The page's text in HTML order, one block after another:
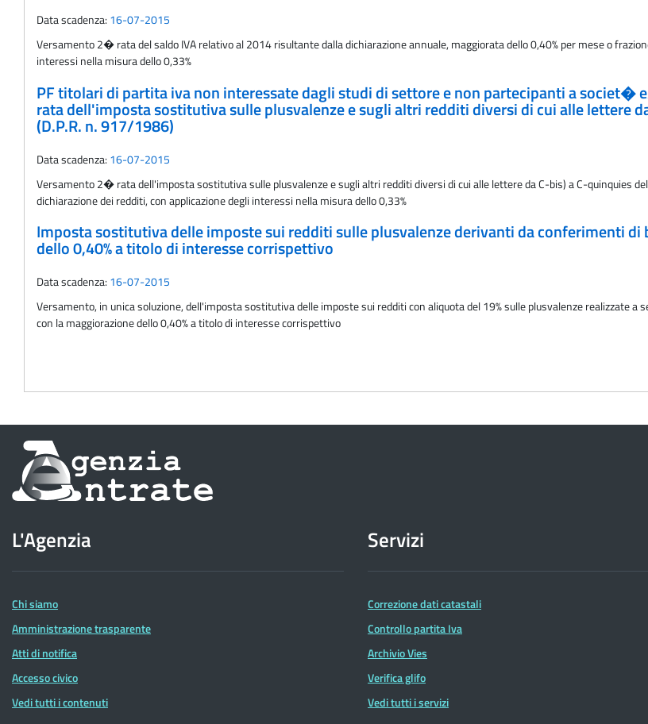
Data scadenza: 16-07-2015
Versamento 2� rata del saldo IVA relativo al 2014 risultante dalla dichiarazione annuale, maggiorata dello 0,40% per mese o
interessi nella misura dello 0,33%
PF titolari di partita iva non interessate dagli studi di settore e non partecipanti a
rata dell'imposta sostitutiva sulle plusvalenze e sugli altri redditi diversi di cui alle lettere
(D.P.R. n. 917/1986)
Data scadenza: 16-07-2015
Versamento 2� rata dell'imposta sostitutiva sulle plusvalenze e sugli altri redditi diversi di cui alle lettere da C-bis) a C-quinquies
dichiarazione dei redditi, con applicazione degli interessi nella misura dello 0,33%
Imposta sostitutiva delle imposte sui redditi sulle plusvalenze derivanti da conferimenti di
dello 0,40% a titolo di interesse corrispettivo
Data scadenza: 16-07-2015
Versamento, in unica soluzione, dell'imposta sostitutiva delle imposte sui redditi con aliquota del 19% sulle plusvalenze realizzate a
con la maggiorazione dello 0,40% a titolo di interesse corrispettivo
Informazioni
sul
dell'Agenzia
delle
Entrate
L'Agenzia
Chi siamo
Amministrazione trasparente
Atti di notifica
Accesso civico
Vedi tutti i contenuti
Servizi
Correzione dati catastali
Controllo partita Iva
Archivio Vies
Verifica glifo
Vedi tutti i servizi